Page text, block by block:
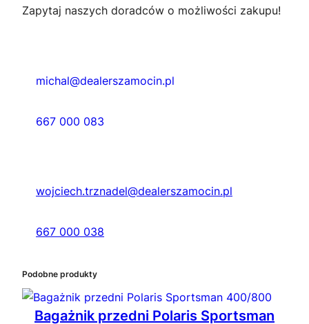
Zapytaj naszych doradców o możliwości zakupu!
michal@dealerszamocin.pl
667 000 083
wojciech.trznadel@dealerszamocin.pl
667 000 038
Podobne produkty
Bagażnik przedni Polaris Sportsman